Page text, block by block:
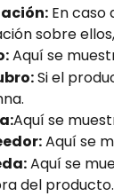
En caso
sobre
Aquí se
Si el
Aquí se
Aquí se
Aquí se
del producto.